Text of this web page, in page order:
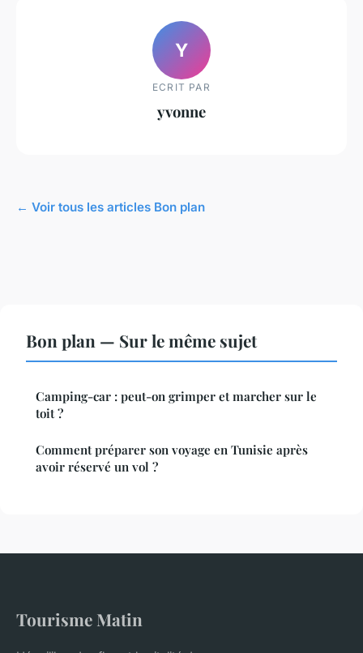
Y
ECRIT PAR
yvonne
← Voir tous les articles Bon plan
Bon plan — Sur le même sujet
Camping-car : peut-on grimper et marcher sur le
toit ?
Comment préparer son voyage en Tunisie après
avoir réservé un vol ?
Tourisme Matin